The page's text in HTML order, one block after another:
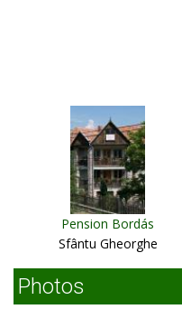
Pension Bordás
Sfântu Gheorghe
Photos